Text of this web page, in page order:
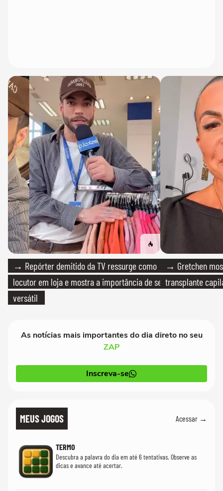
→ Repórter demitido da TV ressurge como
locutor em loja e mostra a importância de ser
versátil
→ Gretchen
transplante
As notícias mais importantes do dia direto no seu
ZAP
Inscreva-se
MEUS JOGOS Acessar →
TERMO
Descubra a palavra do dia em até 6 tentativas. Observe as
dicas e avance até acertar.